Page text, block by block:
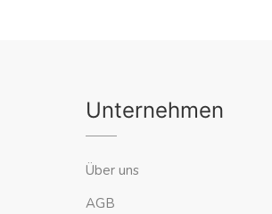
Unternehmen
Über uns
AGB